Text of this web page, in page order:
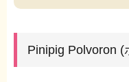
Pinipig Polvoron (